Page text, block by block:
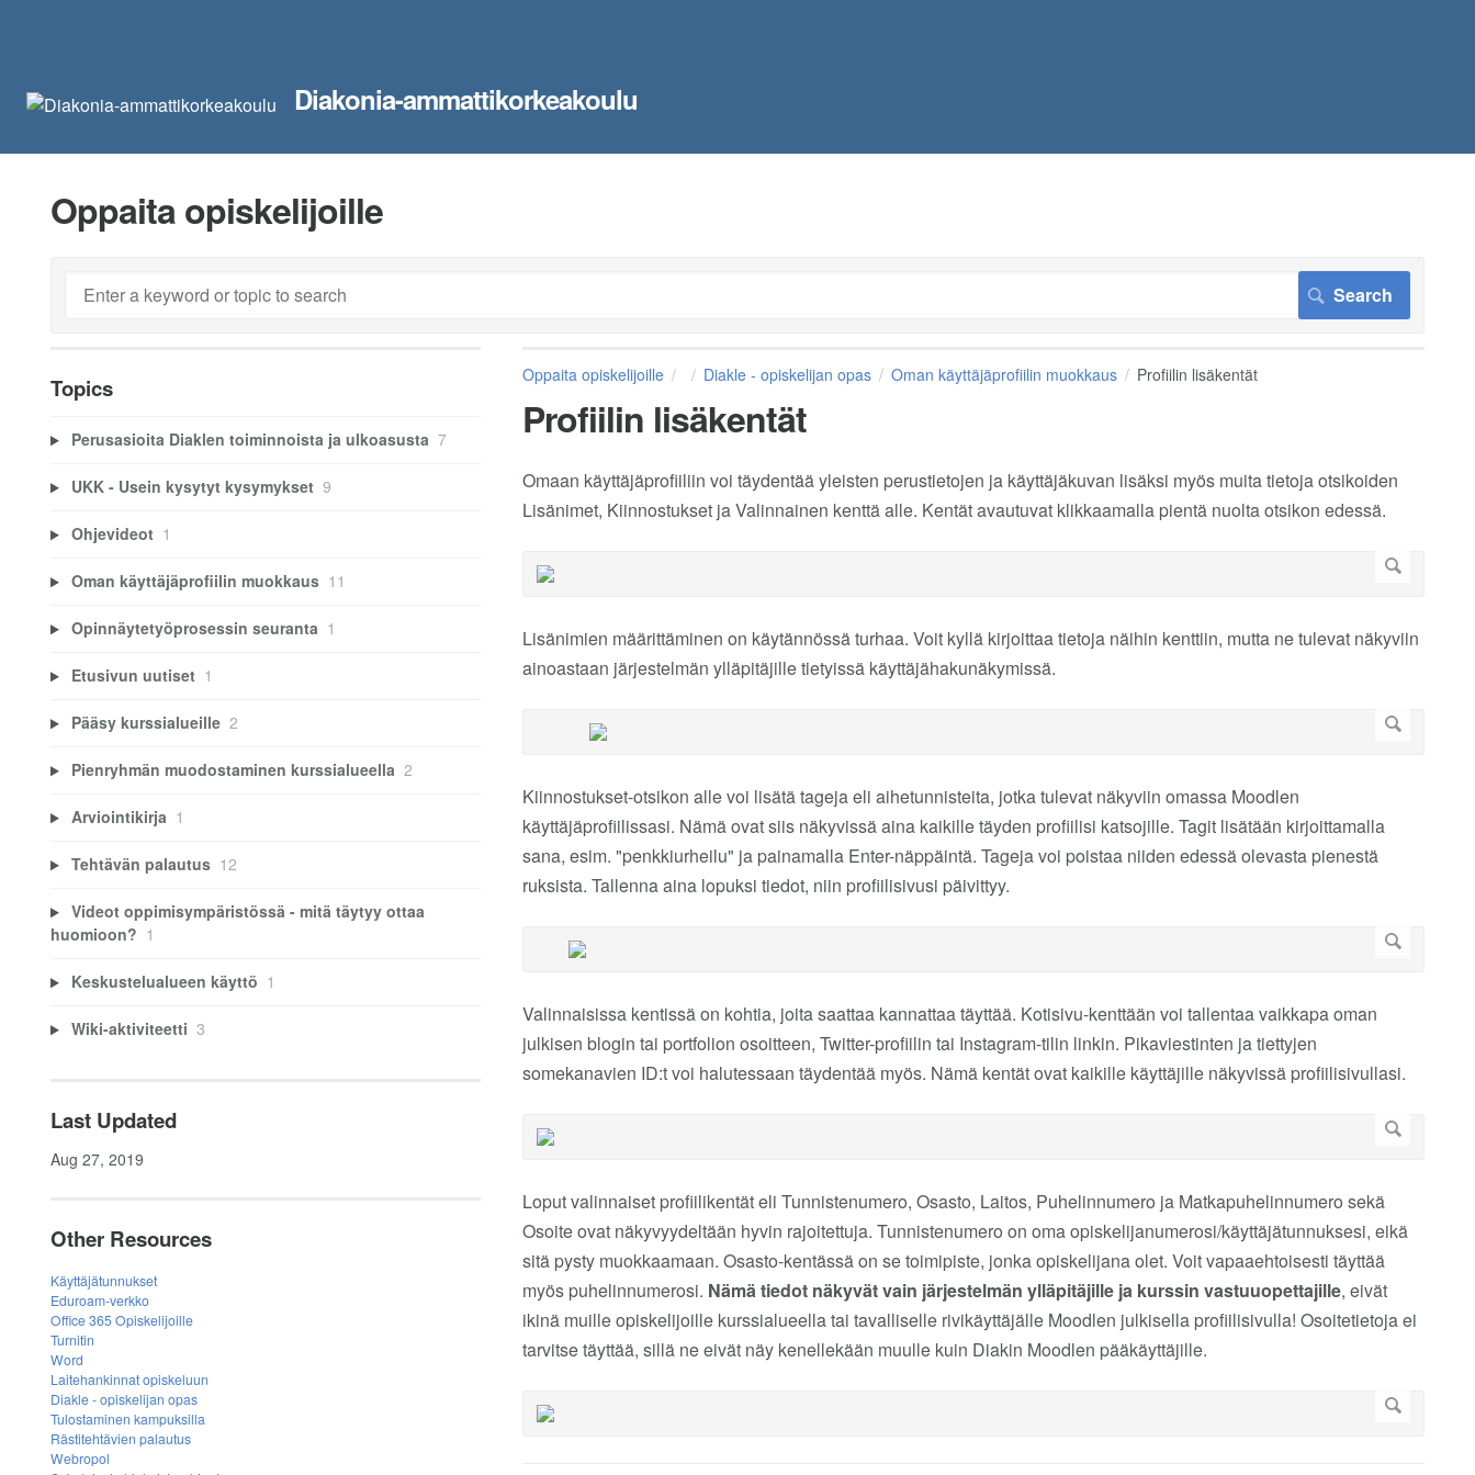
Diakonia-ammattikorkeakoulu
Oppaita opiskelijoille
Oppaita opiskelijoille Diakle - opiskelijan opas Oman käyttäjäprofiilin muokkaus Profiilin lisäkentät
Profiilin lisäkentät
Omaan käyttäjäprofiiliin voi täydentää yleisten perustietojen ja käyttäjäkuvan lisäksi myös muita tietoja otsikoiden
Lisänimet, Kiinnostukset ja Valinnainen kenttä alle. Kentät avautuvat klikkaamalla pientä nuolta otsikon edessä.
Lisänimien määrittäminen on käytännössä turhaa. Voit kyllä kirjoittaa tietoja näihin kenttiin, mutta ne tulevat näkyviin
ainoastaan järjestelmän ylläpitäjille tietyissä käyttäjähakunäkymissä.
Kiinnostukset-otsikon alle voi lisätä tageja eli aihetunnisteita, jotka tulevat näkyviin omassa Moodlen
käyttäjäprofiilissasi. Nämä ovat siis näkyvissä aina kaikille täyden profiilisi katsojille. Tagit lisätään kirjoittamalla
sana, esim. "penkkiurheilu" ja painamalla Enter-näppäintä. Tageja voi poistaa niiden edessä olevasta pienestä
ruksista. Tallenna aina lopuksi tiedot, niin profiilisivusi päivittyy.
Valinnaisissa kentissä on kohtia, joita saattaa kannattaa täyttää. Kotisivu-kenttään voi tallentaa vaikkapa oman
julkisen blogin tai portfolion osoitteen, Twitter-profiilin tai Instagram-tilin linkin. Pikaviestinten ja tiettyjen
somekanavien ID:t voi halutessaan täydentää myös. Nämä kentät ovat kaikille käyttäjille näkyvissä profiilisivullasi.
Loput valinnaiset profiilikentät eli Tunnistenumero, Osasto, Laitos, Puhelinnumero ja Matkapuhelinnumero sekä
Osoite ovat näkyvyydeltään hyvin rajoitettuja. Tunnistenumero on oma opiskelijanumerosi/käyttäjätunnuksesi, eikä
sitä pysty muokkaamaan. Osasto-kentässä on se toimipiste, jonka opiskelijana olet. Voit vapaaehtoisesti täyttää
myös puhelinnumerosi. Nämä tiedot näkyvät vain järjestelmän ylläpitäjille ja kurssin vastuuopettajille, eivät
ikinä muille opiskelijoille kurssialueella tai tavalliselle rivikäyttäjälle Moodlen julkisella profiilisivulla! Osoitetietoja ei
tarvitse täyttää, sillä ne eivät näy kenellekään muulle kuin Diakin Moodlen pääkäyttäjille.
Topics
Perusasioita Diaklen toiminnoista ja ulkoasusta 7
UKK - Usein kysytyt kysymykset 9
Ohjevideot 1
Oman käyttäjäprofiilin muokkaus 11
Opinnäytetyöprosessin seuranta 1
Etusivun uutiset 1
Pääsy kurssialueille 2
Pienryhmän muodostaminen kurssialueella 2
Arviointikirja 1
Tehtävän palautus 12
Videot oppimisympäristössä - mitä täytyy ottaa
huomioon? 1
Keskustelualueen käyttö 1
Wiki-aktiviteetti 3
Last Updated
Aug 27, 2019
Other Resources
Käyttäjätunnukset
Eduroam-verkko
Office 365 Opiskelijoille
Turnitin
Word
Laitehankinnat opiskeluun
Diakle - opiskelijan opas
Tulostaminen kampuksilla
Rästitehtävien palautus
Webropol